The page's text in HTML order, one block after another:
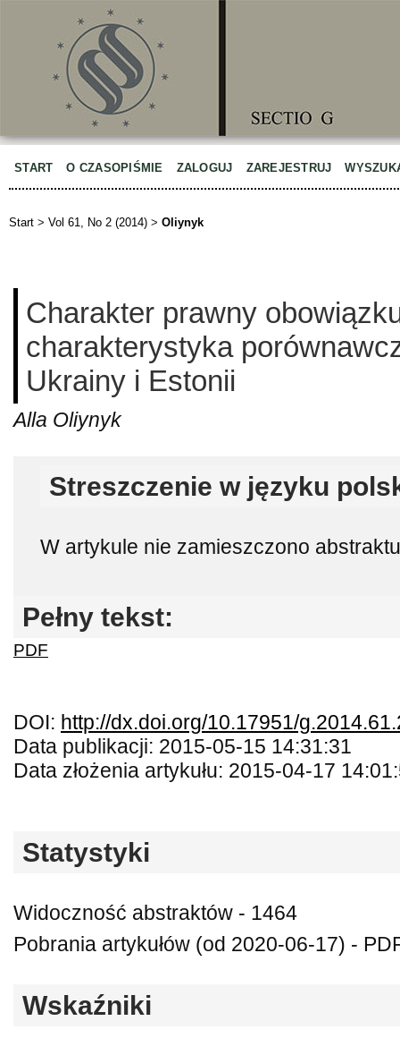
START O CZASOPIŚMIE ZALOGUJ ZAREJESTRUJ
Start > Vol 61, No 2 (2014) > Oliynyk
Charakter prawny
charakterystyka
Ukrainy i Estonii
Alla Oliynyk
Streszczenie w języku
W artykule nie zamieszczono
Pełny tekst:
PDF
DOI: http://dx.doi.org/10.17951/
Data publikacji: 2015-05-15 14:31:31
Data złożenia artykułu: 2015-04-17
Statystyki
Widoczność abstraktów - 1464
Pobrania artykułów (od 2020-06-17) -
Wskaźniki